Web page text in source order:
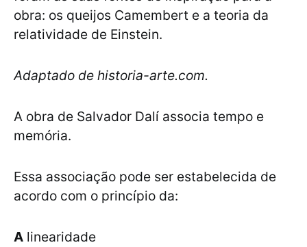
obra: os queijos Camembert e a teoria da
relatividade de Einstein.
Adaptado de historia-arte.com.
A obra de Salvador Dalí associa tempo e
memória.
Essa associação pode ser estabelecida de
acordo com o princípio da:
A linearidade